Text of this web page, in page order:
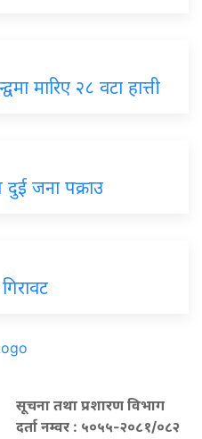
मारिए २८ वटा हात्ती
दुई जना पक्राउ
सूचना तथा प्रशारण विभाग
दर्ता नम्वर : ५०५५-२०८१/०८२